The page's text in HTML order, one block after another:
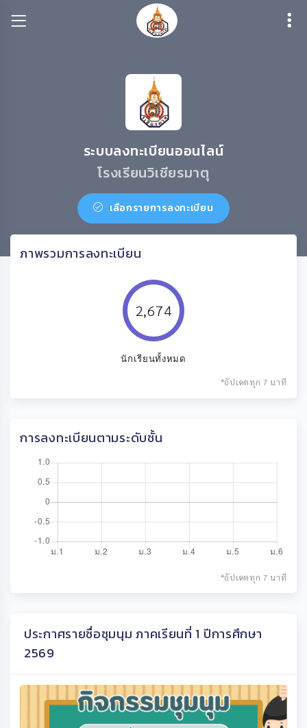
ระบบลงทะเบียนออนไลน์
โรงเรียนวิเชียรมาตุ
เลือกรายการลงทะเบียน
ภาพรวมการลงทะเบียน
2,674
นักเรียนทั้งหมด
*อัปเดตทุก 7 นาที
การลงทะเบียนตามระดับชั้น
*อัปเดตทุก 7 นาที
ประกาศรายชื่อชุมนุม ภาคเรียนที่ 1 ปีการศึกษา
2569